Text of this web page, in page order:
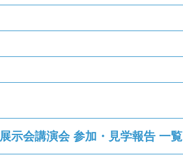
展示会講演会 参加・見学報告 一覧